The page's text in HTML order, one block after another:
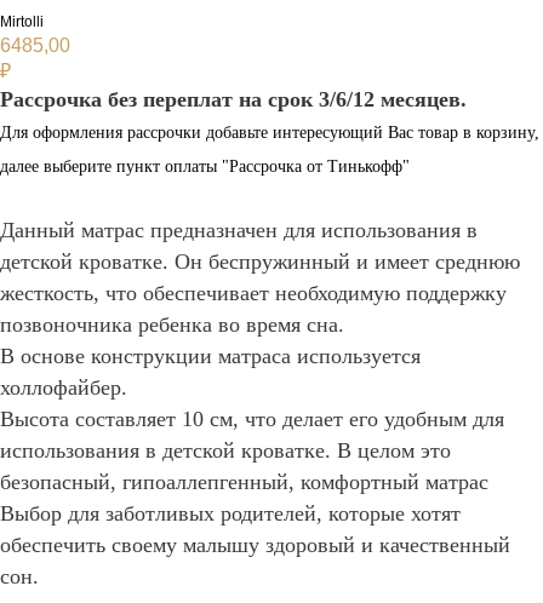
Mirtolli
6485,00
₽
Рассрочка без переплат на срок 3/6/12 месяцев.
Для оформления рассрочки добавьте интересующий Вас товар в корзину,
далее выберите пункт оплаты "Рассрочка от Тинькофф"
Данный матрас предназначен для использования в
детской кроватке. Он беспружинный и имеет среднюю
жесткость, что обеспечивает необходимую поддержку
позвоночника ребенка во время сна.
В основе конструкции матраса используется
холлофайбер.
Высота составляет 10 см, что делает его удобным для
использования в детской кроватке. В целом это
безопасный, гипоаллепгенный, комфортный матрас
Выбор для заботливых родителей, которые хотят
обеспечить своему малышу здоровый и качественный
сон.